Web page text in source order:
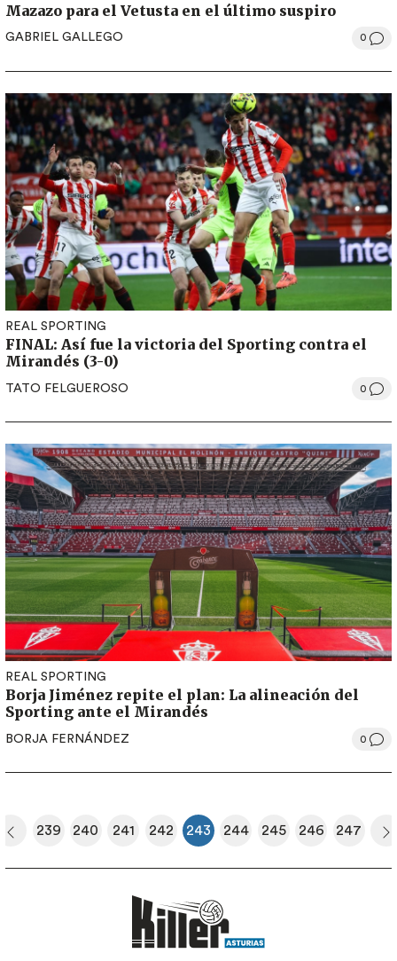
Mazazo para el Vetusta en el último suspiro
GABRIEL GALLEGO 0
REAL SPORTING
FINAL: Así fue la victoria del Sporting contra el
Mirandés (3-0)
TATO FELGUEROSO 0
REAL SPORTING
Borja Jiménez repite el plan: La alineación del
Sporting ante el Mirandés
BORJA FERNÁNDEZ 0
página
Página anterior
239 240 241
Página
242
Página actual
243 244 245 246
Página
247